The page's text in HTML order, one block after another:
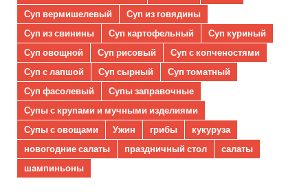
Суп вермишелевый
Суп из говядины
Суп из свинины
Суп картофельный
Суп куриный
Суп овощной
Суп рисовый
Суп с копченостями
Суп с лапшой
Суп сырный
Суп томатный
Суп фасолевый
Супы заправочные
Супы с крупами и мучными изделиями
Супы с овощами
Ужин грибы
кукуруза
новогодние салаты
праздничный стол
салаты
шампиньоны